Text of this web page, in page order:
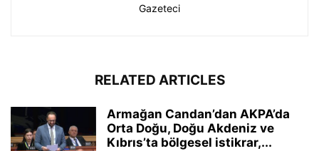
Gazeteci
RELATED ARTICLES
Armağan Candan’dan AKPA’da
Orta Doğu, Doğu Akdeniz ve
Kıbrıs’ta bölgesel istikrar,...